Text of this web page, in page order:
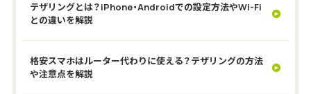
テザリングとは？iPhone・Androidでの設定方法やWi-Fi
との違いを解説
格安スマホはルーター代わりに使える？テザリングの方法
や注意点を解説